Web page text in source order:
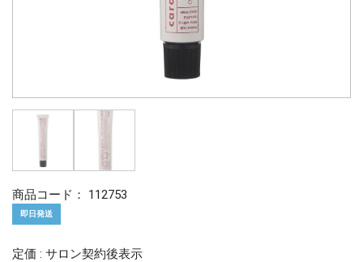
商品コード： 112753
即日発送
定価 : サロン契約後表示